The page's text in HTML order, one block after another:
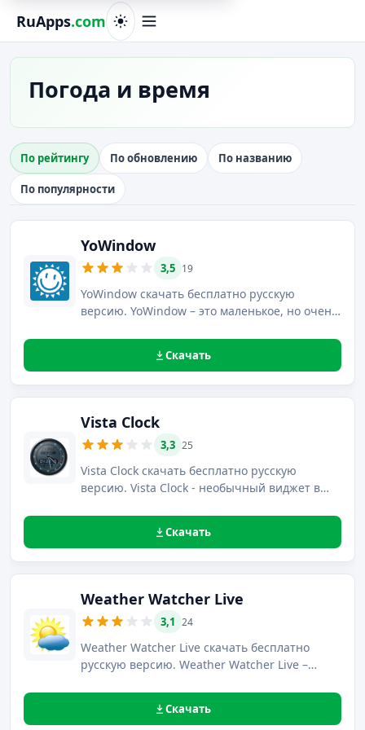
RuApps.com
Погода и время
По рейтингу По обновлению По названию
По популярности
YoWindow
3,5 19
YoWindow скачать бесплатно русскую
версию. YoWindow – это маленькое, но очень
Скачать
Vista Clock
3,3 25
Vista Clock скачать бесплатно русскую
версию. Vista Clock - необычный виджет в
Скачать
Weather Watcher Live
3,1 24
Weather Watcher Live скачать бесплатно
русскую версию. Weather Watcher Live –
пунктах мира. Скачать